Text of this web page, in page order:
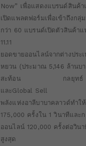
Now” เพื่อแสดงแบรนด์สินค้
เปิดแพลตฟอร์มเพื่อเข้าถึงกลุ่
กว่า 60 แบรนด์เปิดตัวสินค้า
11.11
ยอดขายออนไลน์จากต่างประ
หยวน (ประมาณ 5,146 ล้านบ
สะท้อน กลยุทธ์
และGlobal Sell
พลังแห่งอาลีบาบาคลาวด์ทำใ
175,000 ครั้งใน 1 วินาทีและก
ออนไลน์ 120,000 ครั้งต่อวิน
สูงสุด